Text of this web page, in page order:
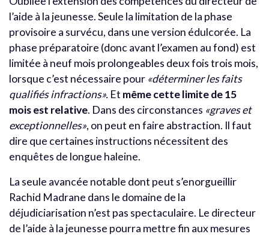
l’aide à la jeunesse. Seule la limitation de la phase
provisoire a survécu, dans une version édulcorée. La
phase préparatoire (donc avant l’examen au fond) est
limitée à neuf mois prolongeables deux fois trois mois,
lorsque c’est nécessaire pour «déterminer les faits
qualifiés infractions». Et même cette limite de 15
mois est relative. Dans des circonstances «graves et
exceptionnelles», on peut en faire abstraction. Il faut
dire que certaines instructions nécessitent des
enquêtes de longue haleine.
La seule avancée notable dont peut s’enorgueillir
Rachid Madrane dans le domaine de la
déjudiciarisation n’est pas spectaculaire. Le directeur
de l’aide à la jeunesse pourra mettre fin aux mesures